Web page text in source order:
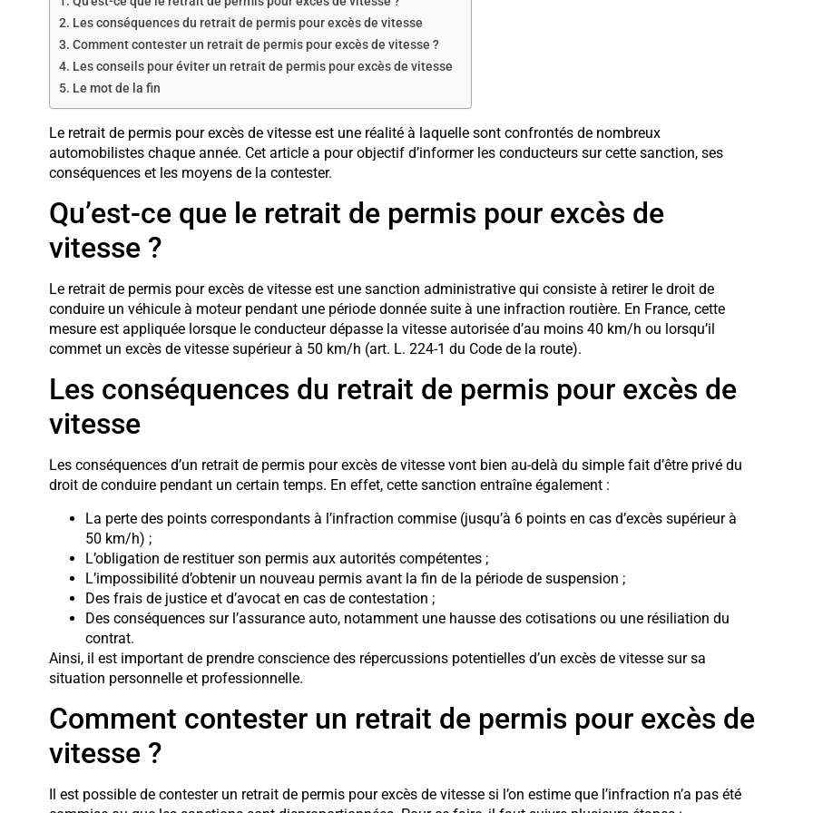
Les conséquences du retrait de permis pour excès de vitesse
Comment contester un retrait de permis pour excès de vitesse ?
Les conseils pour éviter un retrait de permis pour excès de vitesse
Le mot de la fin
Le retrait de permis pour excès de vitesse est une réalité à laquelle sont confrontés de nombreux
automobilistes chaque année. Cet article a pour objectif d’informer les conducteurs sur cette sanction, ses
conséquences et les moyens de la contester.
Qu’est-ce que le retrait de permis pour excès de
vitesse ?
Le retrait de permis pour excès de vitesse est une sanction administrative qui consiste à retirer le droit de
conduire un véhicule à moteur pendant une période donnée suite à une infraction routière. En France, cette
mesure est appliquée lorsque le conducteur dépasse la vitesse autorisée d’au moins 40 km/h ou lorsqu’il
commet un excès de vitesse supérieur à 50 km/h (art. L. 224-1 du Code de la route).
Les conséquences du retrait de permis pour excès de
vitesse
Les conséquences d’un retrait de permis pour excès de vitesse vont bien au-delà du simple fait d’être privé du
droit de conduire pendant un certain temps. En effet, cette sanction entraîne également :
La perte des points correspondants à l’infraction commise (jusqu’à 6 points en cas d’excès supérieur à
50 km/h) ;
L’obligation de restituer son permis aux autorités compétentes ;
L’impossibilité d’obtenir un nouveau permis avant la fin de la période de suspension ;
Des frais de justice et d’avocat en cas de contestation ;
Des conséquences sur l’assurance auto, notamment une hausse des cotisations ou une résiliation du
contrat.
Ainsi, il est important de prendre conscience des répercussions potentielles d’un excès de vitesse sur sa
situation personnelle et professionnelle.
Comment contester un retrait de permis pour excès de
vitesse ?
Il est possible de contester un retrait de permis pour excès de vitesse si l’on estime que l’infraction n’a pas été